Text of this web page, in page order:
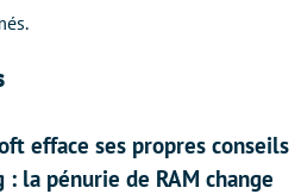
efface ses propres conseils
: la pénurie de RAM change